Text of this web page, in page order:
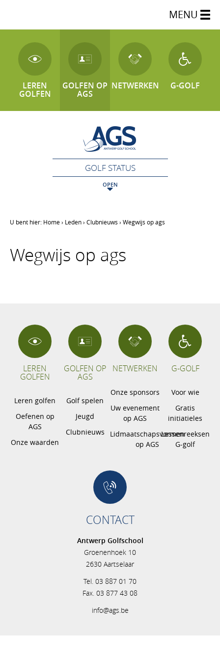
MENU
LEREN
GOLFEN
GOLFEN OP
AGS
NETWERKEN G-GOLF
GOLF STATUS
OPEN
U bent hier: Home› Leden› Clubnieuws › Wegwijs op ags
Wegwijs op ags
LEREN
GOLFEN
Leren golfen
Oefenen op
AGS
Onze waarden
GOLFEN OP
AGS
Golf spelen
Jeugd
Clubnieuws
NETWERKEN
Onze sponsors
Uw evenement
op AGS
Lidmaatschapsvormen
op AGS
G-GOLF
Voor wie
Gratis
initiatieles
Lessenreeksen
G-golf
CONTACT
Antwerp Golfschool
Groenenhoek 10
2630 Aartselaar
Tel. 03 887 01 70
Fax. 03 877 43 08
info@ags.be